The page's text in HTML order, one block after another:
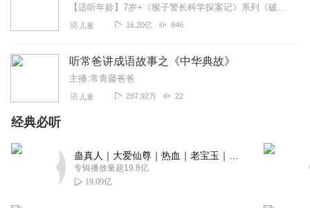
雪梨猫尼尔豹
好好好好好好好好好好好好好好
【适听年龄】7岁+《猴子警长科学探案记》系列《破坏者联盟篇1·猴子警长科学探案记》>>>《破坏者联盟篇2·猴子警长科学探案记》>>>《破坏者联盟篇3·猴子警长科...
儿童 16.20亿 846
听常爸讲成语故事之《中华典故》
主播:常青藤爸爸
儿童 287.92万 22
经典必听
专辑播放量超19.8亿
19.09亿